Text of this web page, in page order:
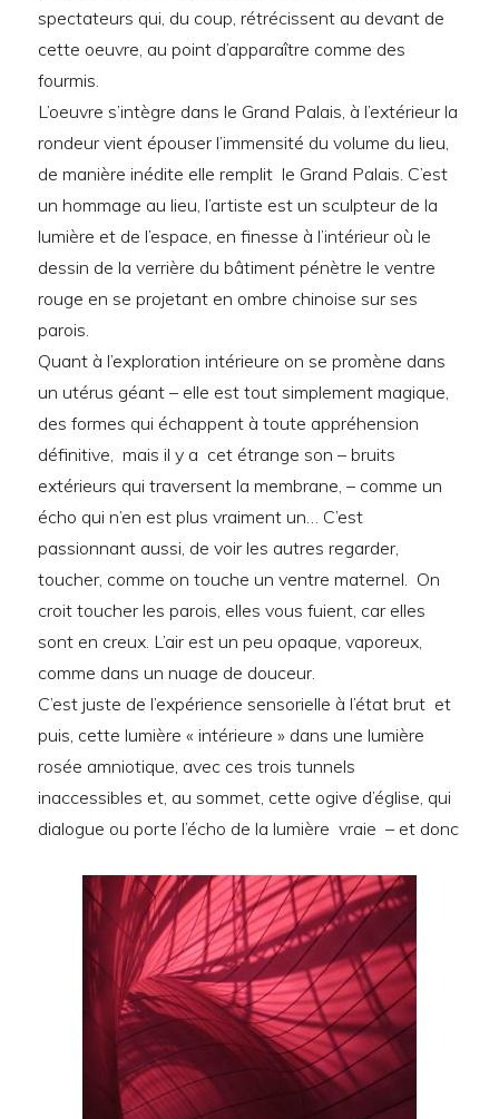
spectateurs qui, du coup, rétrécissent au devant de
cette oeuvre, au point d’apparaître comme des
fourmis.
L’oeuvre s’intègre dans le Grand Palais, à l’extérieur la
rondeur vient épouser l’immensité du volume du lieu,
de manière inédite elle remplit le Grand Palais. C’est
un hommage au lieu, l’artiste est un sculpteur de la
lumière et de l’espace, en finesse à l’intérieur où le
dessin de la verrière du bâtiment pénètre le ventre
rouge en se projetant en ombre chinoise sur ses
parois.
Quant à l’exploration intérieure on se promène dans
un utérus géant – elle est tout simplement magique,
des formes qui échappent à toute appréhension
définitive, mais il y a cet étrange son – bruits
extérieurs qui traversent la membrane, – comme un
écho qui n’en est plus vraiment un… C’est
passionnant aussi, de voir les autres regarder,
toucher, comme on touche un ventre maternel. On
croit toucher les parois, elles vous fuient, car elles
sont en creux. L’air est un peu opaque, vaporeux,
comme dans un nuage de douceur.
C’est juste de l’expérience sensorielle à l’état brut et
puis, cette lumière « intérieure » dans une lumière
rosée amniotique, avec ces trois tunnels
inaccessibles et, au sommet, cette ogive d’église, qui
dialogue ou porte l’écho de la lumière vraie – et donc